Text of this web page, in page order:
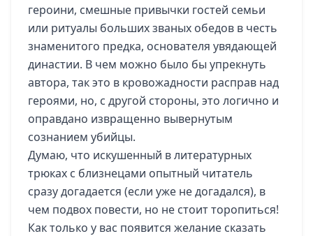
героини, смешные привычки гостей семьи
или ритуалы больших званых обедов в честь
знаменитого предка, основателя увядающей
династии. В чем можно было бы упрекнуть
автора, так это в кровожадности расправ над
героями, но, с другой стороны, это логично и
оправдано извращенно вывернутым
сознанием убийцы.
Думаю, что искушенный в литературных
трюках с близнецами опытный читатель
сразу догадается (если уже не догадался), в
чем подвох повести, но не стоит торопиться!
Как только у вас появится желание сказать